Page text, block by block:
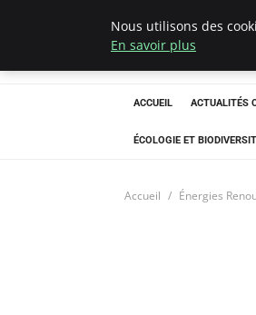
ACCUEIL ACTUALITÉS
ÉCOLOGIE ET
Accueil Énergies
Nous utilisons des
En savoir plus